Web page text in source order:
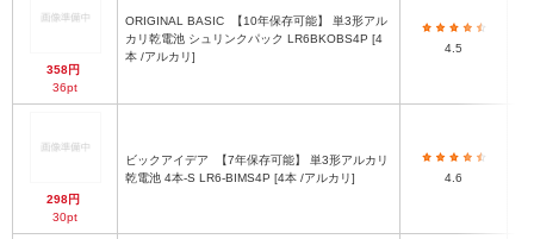
358円
36pt
ORIGINAL BASIC
カリ乾電池 シュリンクパック LR6BKOBS4P [4
本 /アルカリ]
4.5
298円
30pt
ビックアイデア
乾電池 4本-S LR6-BIMS4P [4本 /アルカリ]
4.6